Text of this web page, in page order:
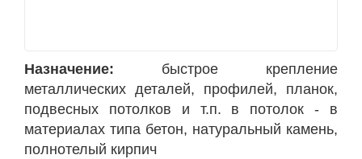
Назначение: быстрое крепление
металлических деталей, профилей, планок,
подвесных потолков и т.п. в потолок - в
материалах типа бетон, натуральный камень,
полнотелый кирпич